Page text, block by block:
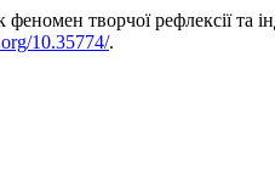
творчої рефлексії та
10.35774/.